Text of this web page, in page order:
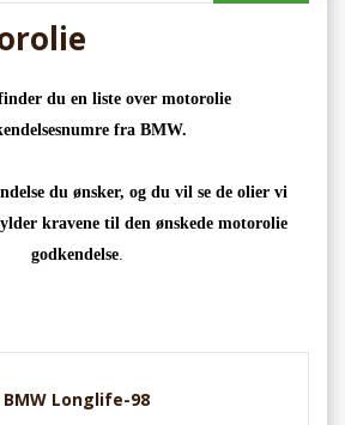
du en liste over motorolie
fra BMW.
du ønsker, og du vil se de olier vi
kravene til den ønskede motorolie
godkendelse.
BMW Longlife-98